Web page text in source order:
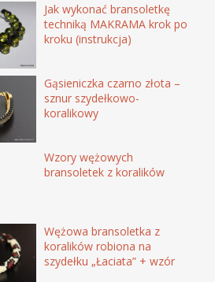
Jak wykonać bransoletkę
techniką MAKRAMA krok po
kroku (instrukcja)
Gąsieniczka czarno złota –
sznur szydełkowo-
koralikowy
Wzory wężowych
bransoletek z koralików
Wężowa bransoletka z
koralików robiona na
szydełku „Łaciata” + wzór